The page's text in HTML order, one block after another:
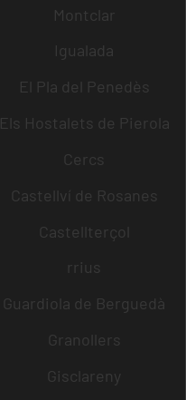
Montclar
Igualada
El Pla del Penedès
Els Hostalets de Pierola
Cercs
Castellví de Rosanes
Castellterçol
rrius
Guardiola de Berguedà
Granollers
Gisclareny